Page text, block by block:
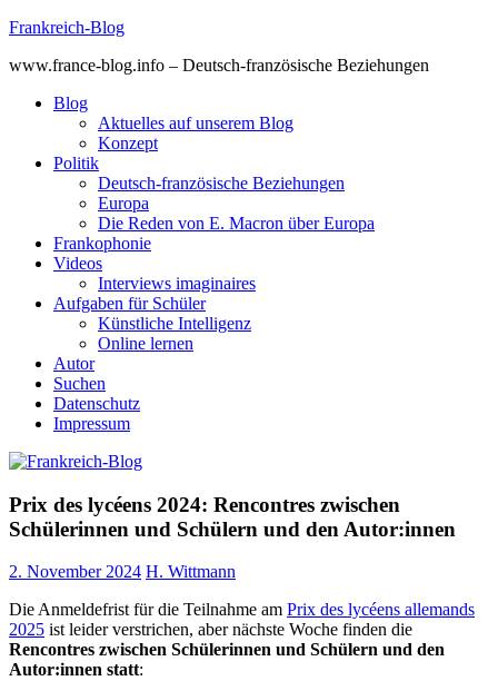
Skip
content
Frankreich-Blog
www.france-blog.info – Deutsch-französische Beziehungen
Blog
Aktuelles auf unserem Blog
Konzept
Politik
Deutsch-französische Beziehungen
Europa
Die Reden von E. Macron über Europa
Frankophonie
Videos
Interviews imaginaires
Aufgaben für Schüler
Künstliche Intelligenz
Online lernen
Autor
Suchen
Datenschutz
Impressum
Prix des lycéens 2024: Rencontres zwischen
Schülerinnen und Schülern und den Autor:innen
2. November 2024 H. Wittmann
Die Anmeldefrist für die Teilnahme am Prix des lycéens allemands
2025 ist leider verstrichen, aber nächste Woche finden die
Rencontres zwischen Schülerinnen und Schülern und den
Autor:innen statt: